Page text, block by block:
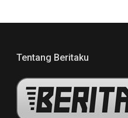
Tentang Beritaku